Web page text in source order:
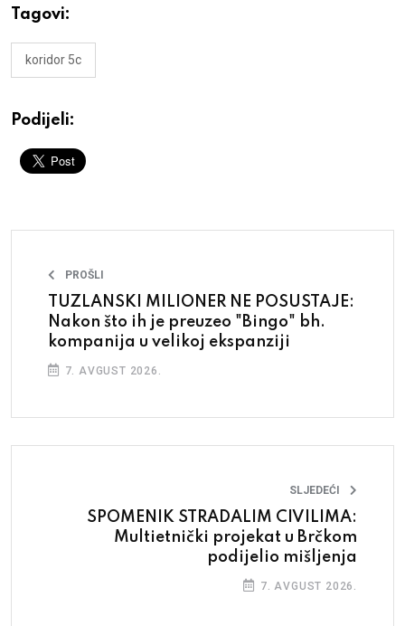
Tagovi:
koridor 5c
Podijeli:
PROŠLI
TUZLANSKI MILIONER NE POSUSTAJE:
Nakon što ih je preuzeo "Bingo" bh.
kompanija u velikoj ekspanziji
7. AVGUST 2026.
SLJEDEĆI
SPOMENIK STRADALIM CIVILIMA:
Multietnički projekat u Brčkom
podijelio mišljenja
7. AVGUST 2026.